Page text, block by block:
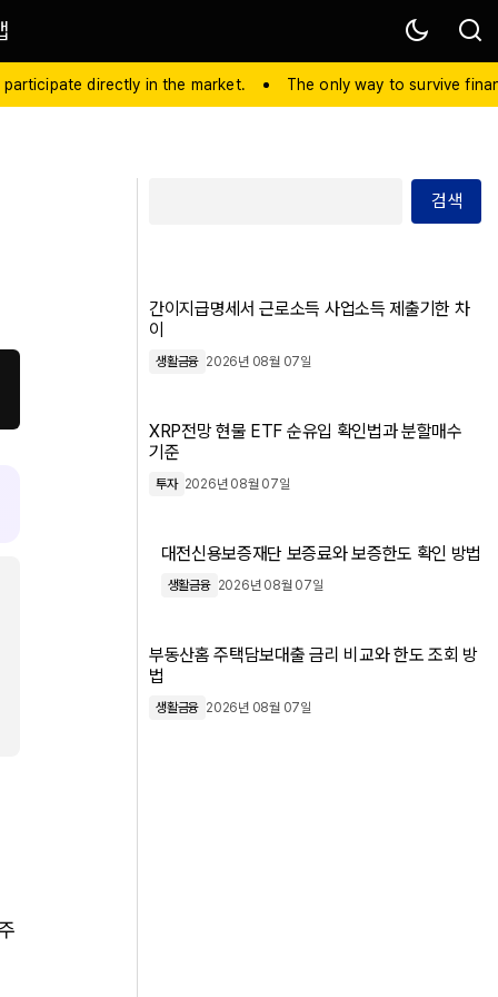
directly in the market. The only way to survive
검색
간이지급명세서 근로소득 사업소득 제출기한 차
이
생활금융 2026년 08월 07일
XRP전망 현물 ETF 순유입 확인법과 분할매수
기준
투자 2026년 08월 07일
대전신용보증재단 보증료와 보증한도 확인 방법
생활금융 2026년 08월 07일
부동산홈 주택담보대출 금리 비교와 한도 조회 방
법
생활금융 2026년 08월 07일